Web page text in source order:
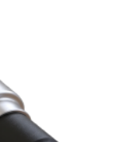
sicheren